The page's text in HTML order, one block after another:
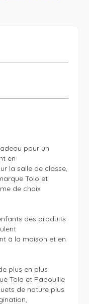
pour un
en
la salle de classe,
Tolo et
de choix
des produits
à la maison et en
plus en plus
Tolo et Papouille
de nature plus